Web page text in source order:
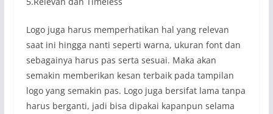
Logo juga harus memperhatikan hal yang relevan
saat ini hingga nanti seperti warna, ukuran font dan
sebagainya harus pas serta sesuai. Maka akan
semakin memberikan kesan terbaik pada tampilan
logo yang semakin pas. Logo juga bersifat lama tanpa
harus berganti, jadi bisa dipakai kapanpun selama